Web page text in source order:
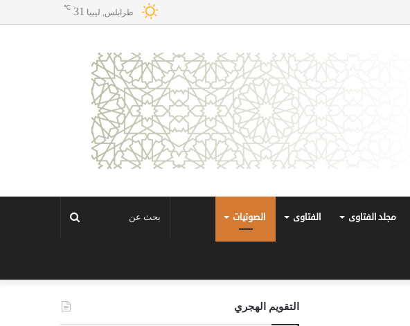
طرابلس, ليبيا 31
℃
مجلد الفتاوى الفتاوى الصوتيات
التقويم الهجري